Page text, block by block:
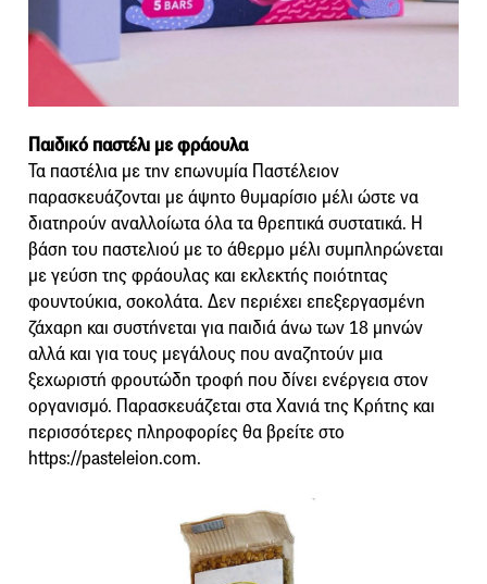
Παιδικό παστέλι με φράουλα
Τα παστέλια με την επωνυμία Παστέλειον
παρασκευάζονται με άψητο θυμαρίσιο μέλι ώστε να
διατηρούν αναλλοίωτα όλα τα θρεπτικά συστατικά. Η
βάση του παστελιού με το άθερμο μέλι συμπληρώνεται
με γεύση της φράουλας και εκλεκτής ποιότητας
φουντούκια, σοκολάτα. Δεν περιέχει επεξεργασμένη
ζάχαρη και συστήνεται για παιδιά άνω των 18 μηνών
αλλά και για τους μεγάλους που αναζητούν μια
ξεχωριστή φρουτώδη τροφή που δίνει ενέργεια στον
οργανισμό. Παρασκευάζεται στα Χανιά της Κρήτης και
περισσότερες πληροφορίες θα βρείτε στο
https://pasteleion.com.